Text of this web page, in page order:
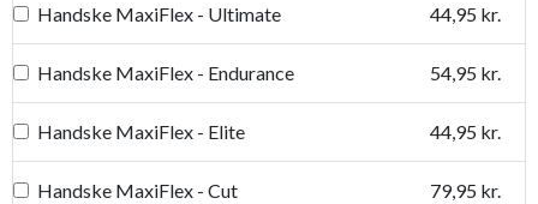
Handske MaxiFlex - Ultimate 44,95 kr.
Handske MaxiFlex - Endurance 54,95 kr.
Handske MaxiFlex - Elite 44,95 kr.
Handske MaxiFlex - Cut 79,95 kr.